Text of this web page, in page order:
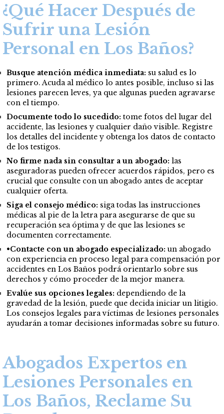
¿Qué Hacer Después de
Sufrir una Lesión
Personal en Los Baños?
Busque atención médica inmediata: su salud es lo
primero. Acuda al médico lo antes posible, incluso si las
lesiones parecen leves, ya que algunas pueden agravarse
con el tiempo.
Documente todo lo sucedido: tome fotos del lugar del
accidente, las lesiones y cualquier daño visible. Registre
los detalles del incidente y obtenga los datos de contacto
de los testigos.
No firme nada sin consultar a un abogado: las
aseguradoras pueden ofrecer acuerdos rápidos, pero es
crucial que consulte con un abogado antes de aceptar
cualquier oferta.
Siga el consejo médico: siga todas las instrucciones
médicas al pie de la letra para asegurarse de que su
recuperación sea óptima y de que las lesiones se
documenten correctamente.
•Contacte con un abogado especializado: un abogado
con experiencia en proceso legal para compensación por
accidentes en Los Baños podrá orientarlo sobre sus
derechos y cómo proceder de la mejor manera.
Evalúe sus opciones legales: dependiendo de la
gravedad de la lesión, puede que decida iniciar un litigio.
Los consejos legales para víctimas de lesiones personales
ayudarán a tomar decisiones informadas sobre su futuro.
Abogados Expertos en
Lesiones Personales en
Los Baños, Reclame Su